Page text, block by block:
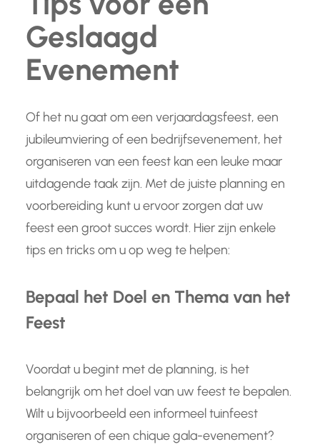
Geslaagd
Evenement
Of het nu gaat om een verjaardagsfeest, een
jubileumviering of een bedrijfsevenement, het
organiseren van een feest kan een leuke maar
uitdagende taak zijn. Met de juiste planning en
voorbereiding kunt u ervoor zorgen dat uw
feest een groot succes wordt. Hier zijn enkele
tips en tricks om u op weg te helpen:
Bepaal het Doel en Thema van het
Feest
Voordat u begint met de planning, is het
belangrijk om het doel van uw feest te bepalen.
Wilt u bijvoorbeeld een informeel tuinfeest
organiseren of een chique gala-evenement?